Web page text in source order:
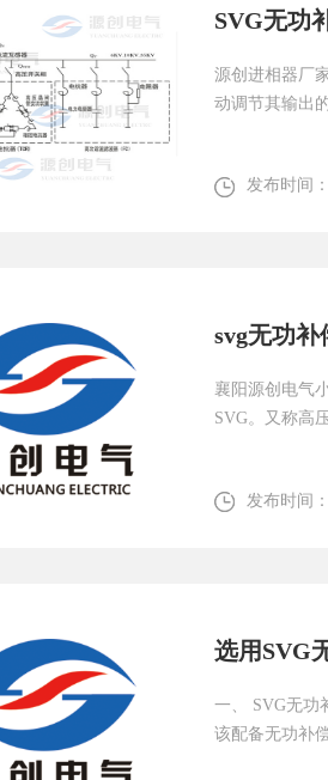
SVG无功
源创进相器厂
动调节其输出
发布时间：
svg无功
襄阳源创电气
SVG。又称高
发布时间：
选用SVG
一、 SVG无功
该配备无功补